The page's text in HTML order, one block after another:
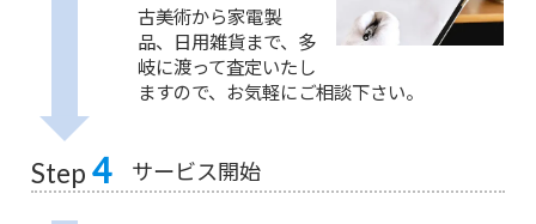
古美術から家電製
品、日用雑貨まで、多
岐に渡って査定いたし
ますので、お気軽にご相談下さい。
Step 4 サービス開始